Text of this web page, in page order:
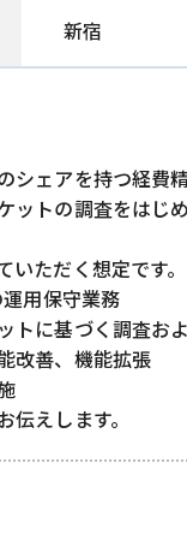
新宿
シェアを持つ経費
ットの調査をはじ
ただく想定です。
用保守業務
トに基づく調査お
改善、機能拡張
えします。